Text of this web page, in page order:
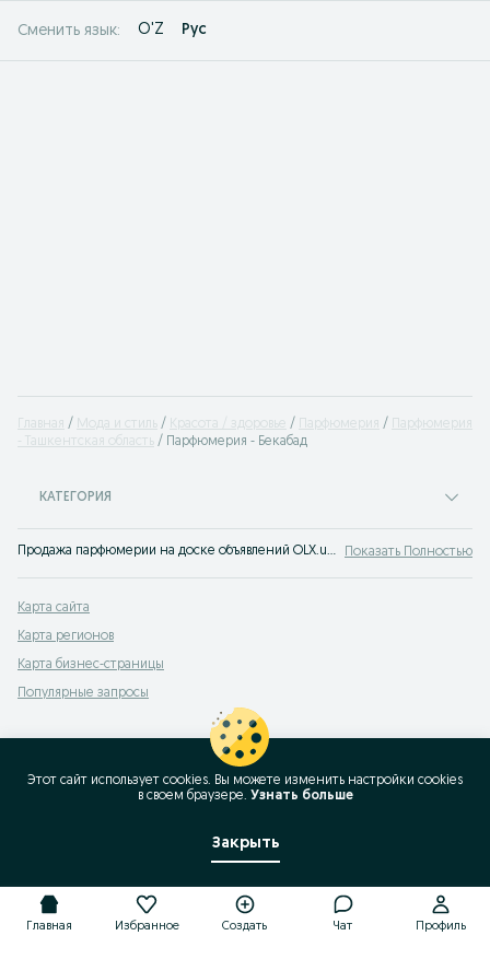
Сменить язык: O'Z Рус
Главная Мода и стиль Красота / здоровье Парфюмерия
Парфюмерия
- Ташкентская область
Парфюмерия - Бекабад
КАТЕГОРИЯ
Продажа парфюмерии на доске объявлений OLX.uz Бекабад. Покупайте брендовую парфюмерию по доступным ценам на OLX (ранее Torg)! Показать Полностью
Карта сайта
Карта регионов
Карта бизнес-страницы
Популярные запросы
Главная Избранное Создать Чат Профиль
Этот сайт использует cookies. Вы можете изменить настройки cookies
в своeм браузере. Узнать больше
Закрыть